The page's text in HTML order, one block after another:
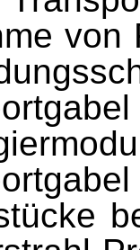
von